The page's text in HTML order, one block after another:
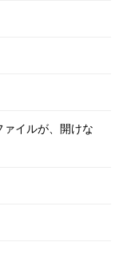
イルが、開けな